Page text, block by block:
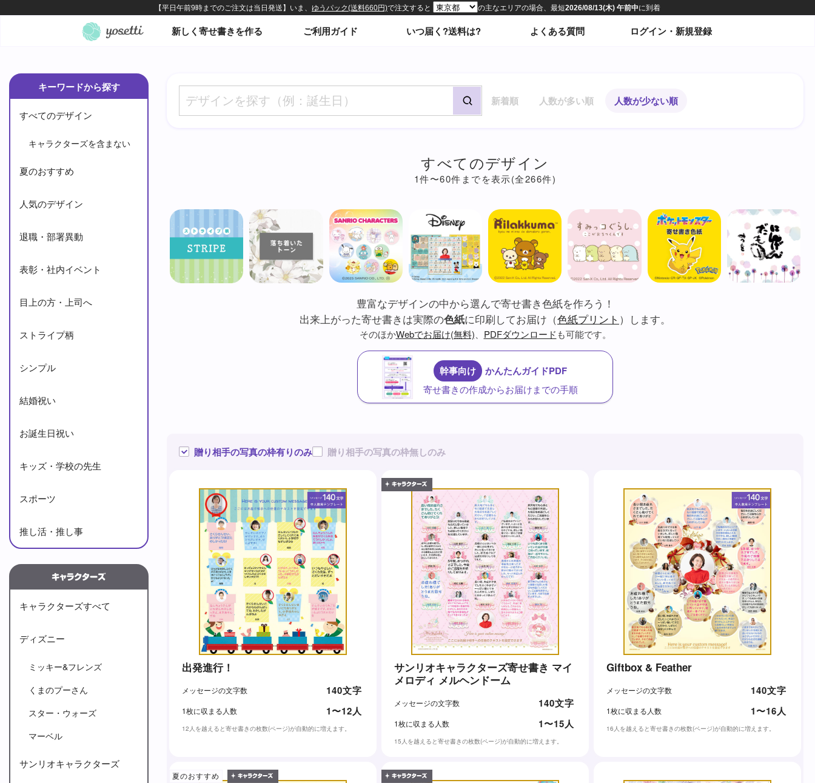
新しく寄せ書きを作る ご利用ガイド いつ届く?送料は? よくある質問 ログイン・新規登録
キーワードから探す
すべてのデザイン
キャラクターズを含まない
夏のおすすめ
人気のデザイン
退職・部署異動
表彰・社内イベント
目上の方・上司へ
ストライプ柄
シンプル
結婚祝い
お誕生日祝い
キッズ・学校の先生
スポーツ
推し活・推し事
キャラクターズすべて
ディズニー
ミッキー&フレンズ
くまのプーさん
スター・ウォーズ
マーベル
サンリオキャラクターズ
新着順 人数が多い順 人数が少ない順
すべてのデザイン
1件〜60件までを表示(全266件)
豊富なデザインの中から選んで寄せ書き色紙を作ろう！
出来上がった寄せ書きは実際の色紙に印刷してお届け（色紙プリント ）します。
そのほかWebでお届け(無料) PDFダウンロード も可能です。
幹事向け かんたんガイドPDF
寄せ書きの作成からお届けまでの手順
贈り相手の写真の枠有りのみ 贈り相手の写真の枠無しのみ
出発進行！
メッセージの文字数 140文字
1枚に収まる人数 1〜12人
12人を越えると寄せ書きの枚数(ページ)が自動的に増えます。
サンリオキャラクターズ寄せ書き マイ
メロディ メルヘンドーム
メッセージの文字数 140文字
1枚に収まる人数 1〜15人
15人を越えると寄せ書きの枚数(ページ)が自動的に増えます。
Giftbox & Feather
メッセージの文字数 140文字
1枚に収まる人数 1〜16人
16人を越えると寄せ書きの枚数(ページ)が自動的に増えます。
夏のおすすめ